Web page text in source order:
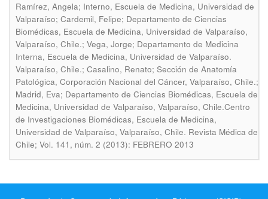
Ramírez, Angela; Interno, Escuela de Medicina, Universidad de
Valparaíso; Cardemil, Felipe; Departamento de Ciencias
Biomédicas, Escuela de Medicina, Universidad de Valparaíso,
Valparaíso, Chile.; Vega, Jorge; Departamento de Medicina
Interna, Escuela de Medicina, Universidad de Valparaíso.
Valparaíso, Chile.; Casalino, Renato; Sección de Anatomía
Patológica, Corporación Nacional del Cáncer, Valparaíso, Chile.;
Madrid, Eva; Departamento de Ciencias Biomédicas, Escuela de
Medicina, Universidad de Valparaíso, Valparaíso, Chile.Centro
de Investigaciones Biomédicas, Escuela de Medicina,
Universidad de Valparaíso, Valparaíso, Chile. Revista Médica de
Chile; Vol. 141, núm. 2 (2013): FEBRERO 2013